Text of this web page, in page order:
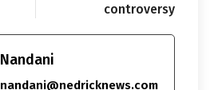
controversy
Nandani
nandani@nedricknews.com